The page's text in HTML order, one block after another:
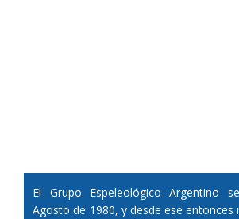
El Grupo Espeleológico Argentino
Agosto de 1980, y desde ese entonces